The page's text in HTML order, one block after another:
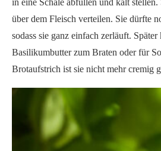
über dem Fleisch verteilen. Sie dürfte
sodass sie ganz einfach zerläuft.
Basilikumbutter zum Braten oder für
Brotaufstrich ist sie nicht mehr cremig